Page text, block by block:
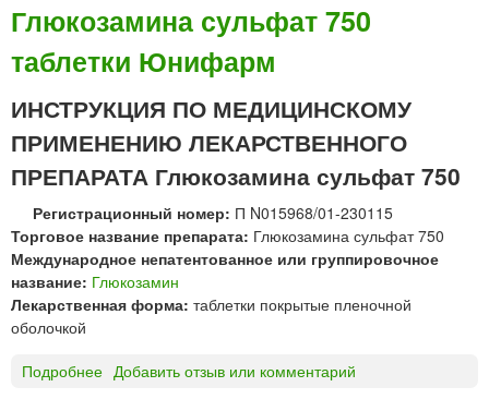
р
м
ш
е
ч
н
о
г
о
в
в
Н
А
®
п
о
р
о
ш
о
к
д
л
я
Глюкозамина сульфат 750
таблетки Юнифарм
ИНСТРУКЦИЯ ПО МЕДИЦИНСКОМУ
ПРИМЕНЕНИЮ ЛЕКАРСТВЕННОГО
ПРЕПАРАТА Глюкозамина сульфат 750
Регистрационный номер: П N015968/01-230115
Торговое название препарата: Глюкозамина сульфат 750
Международное непатентованное или группировочное
название: Глюкозамин
Лекарственная форма: таблетки покрытые пленочной
оболочкой
Подробнее Добавить отзыв или комментарий